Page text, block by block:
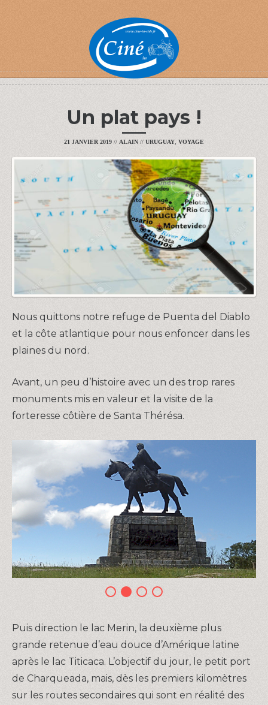
Un plat pays !
21 JANVIER 2019 // ALAIN // URUGUAY VOYAGE
Nous quittons notre refuge de Puenta del Diablo
et la côte atlantique pour nous enfoncer dans les
plaines du nord.
Avant, un peu d’histoire avec un des trop rares
monuments mis en valeur et la visite de la
forteresse côtière de Santa Thérésa.
Puis direction le lac Merin, la deuxième plus
grande retenue d’eau douce d’Amérique latine
après le lac Titicaca. L’objectif du jour, le petit port
de Charqueada, mais, dès les premiers kilomètres
sur les routes secondaires qui sont en réalité des